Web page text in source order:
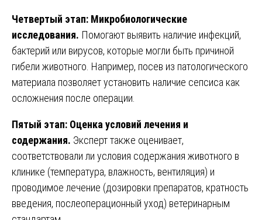
Четвертый этап: Микробиологические
исследования. Помогают выявить наличие инфекций,
бактерий или вирусов, которые могли быть причиной
гибели животного. Например, посев из патологического
материала позволяет установить наличие сепсиса как
осложнения после операции.
Пятый этап: Оценка условий лечения и
содержания. Эксперт также оценивает,
соответствовали ли условия содержания животного в
клинике (температура, влажность, вентиляция) и
проводимое лечение (дозировки препаратов, кратность
введения, послеоперационный уход) ветеринарным